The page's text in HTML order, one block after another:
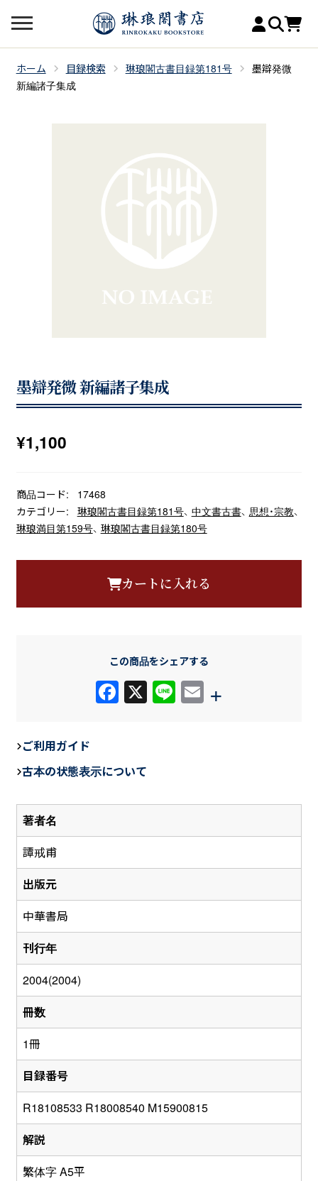
ホーム 目録検索 琳琅閣古書目録第181号
墨辯発微
新編諸子集成
墨辯発微 新編諸子集成
¥1,100
商品コード:
17468
カテゴリー:
琳琅閣古書目録第181号、 中文書古書、 思想・宗教、
琳琅満目第159号、 琳琅閣古書目録第180号
著者名
譚戒甫
出版元
中華書局
刊行年
2004(2004)
冊数
1冊
目録番号
R18108533 R18008540 M15900815
解説
繁体字 A5平
カートに入れる
この商品をシェアする
F
e
b
o
o
X Li E
+
ご利用ガイド
古本の状態表示について